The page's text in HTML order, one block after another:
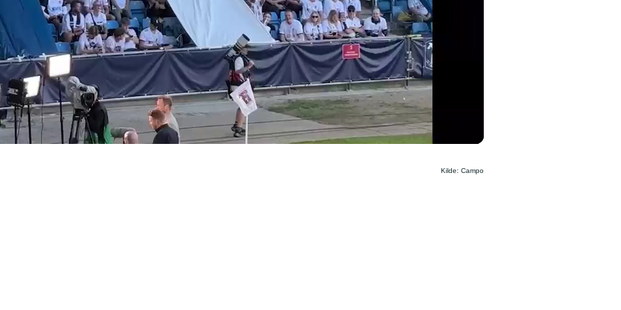
Kilde: Campo